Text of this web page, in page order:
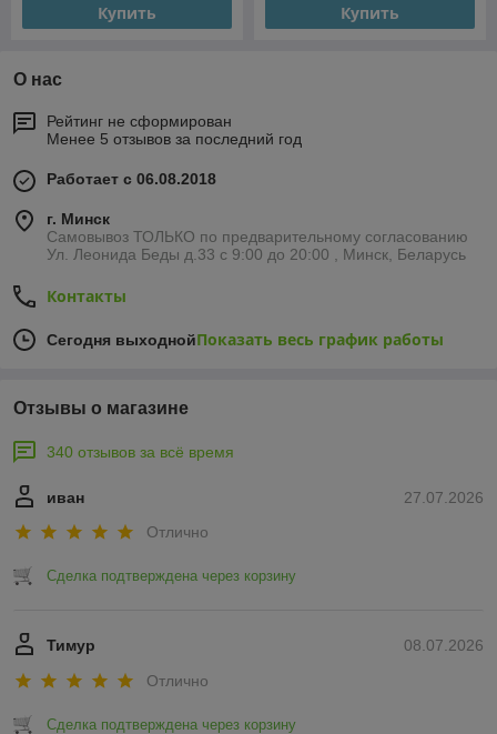
Купить Купить
О нас
Рейтинг не сформирован
Менее 5 отзывов за последний год
Работает с 06.08.2018
г. Минск
Самовывоз ТОЛЬКО по предварительному согласованию
Ул. Леонида Беды д.33 с 9:00 до 20:00 , Минск, Беларусь
Контакты
Сегодня выходнойПоказать весь график работы
Отзывы о магазине
340 отзывов за всё время
27.07.2026
иван
Отлично
Сделка подтверждена через корзину
08.07.2026
Тимур
Отлично
Сделка подтверждена через корзину